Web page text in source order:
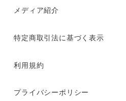
メディア紹介
特定商取引法に基づく表示
利用規約
プライバシーポリシー